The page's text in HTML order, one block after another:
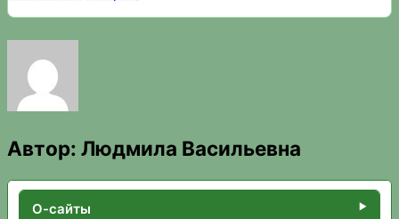
Автор: Людмила Васильевна
О-сайты